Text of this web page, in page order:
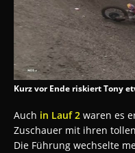
Kurz vor Ende riskiert Tony
Auch in Lauf 2 waren es
Zuschauer mit ihren
Die Führung wechselte